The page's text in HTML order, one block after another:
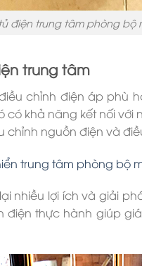
tủ điện trung tâm phòng bộ
trung tâm
chỉnh điện áp phù
khả năng kết nối với
nguồn điện và
trung tâm phòng bộ
nhiều lợi ích và giải
thực hành giúp